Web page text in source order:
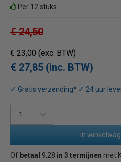
Per 12 stuks
€ 24,50
€ 23,00 (exc. BTW)
€ 27,85 (inc. BTW)
✓ Gratis verzending* ✓ 24 uur
In
Of betaal 9,28 in 3 termijnen met